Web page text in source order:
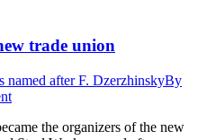
trade union
named after F. DzerzhinskyBy
the organizers of the new